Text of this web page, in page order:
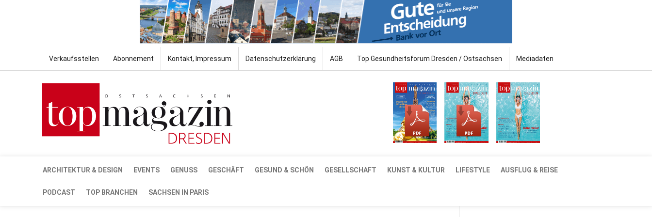
Verkaufsstellen Abonnement Kontakt, Impressum Datenschutzerklärung AGB Top Gesundheitsforum Dresden / Ostsachsen Mediadaten
ARCHITEKTUR & DESIGN EVENTS GENUSS GESCHÄFT GESUND & SCHÖN GESELLSCHAFT KUNST & KULTUR LIFESTYLE AUSFLUG & REISE
PODCAST TOP BRANCHEN SACHSEN IN PARIS